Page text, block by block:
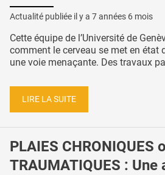
Actualité publiée il y a 7 années 6 mois
Cette équipe de l’Université de
comment le cerveau se met en état
une voie menaçante. Des travaux
LIRE LA SUITE
PLAIES CHRONIQUES
TRAUMATIQUES :